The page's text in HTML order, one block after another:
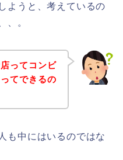
ようと、考えているの
、。
ってコンビ
てできるの
も中にはいるのではな